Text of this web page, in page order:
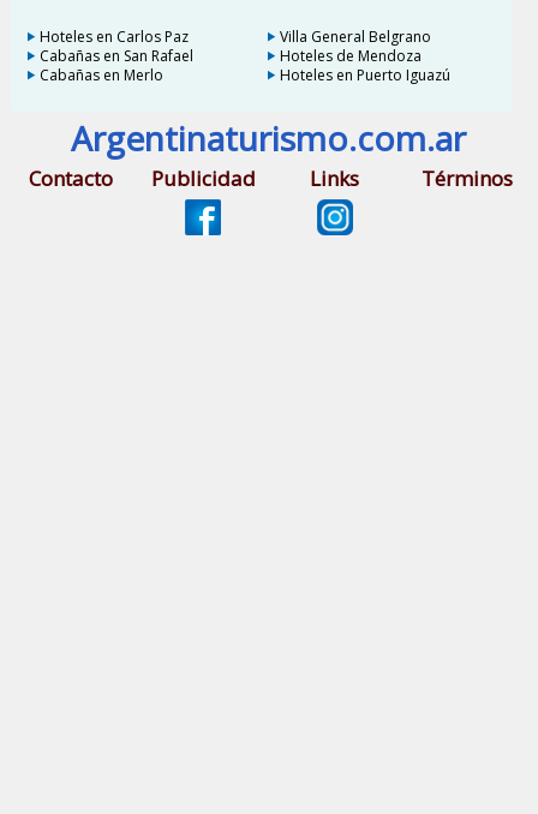
Hoteles en Carlos Paz
Villa General Belgrano
Cabañas en San Rafael
Hoteles de Mendoza
Cabañas en Merlo
Hoteles en Puerto Iguazú
Argentinaturismo.com.ar
Contacto Publicidad Links Términos